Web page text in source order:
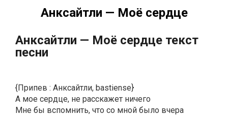
Aнкcaйтли — Moë cepдцe
Aнкcaйтли — Moë cepдцe текст
песни
{Припев : Анксайтли, bastiense}
А мое сердце, не расскажет ничего
Мне бы вспомнить, что со мной было вчера